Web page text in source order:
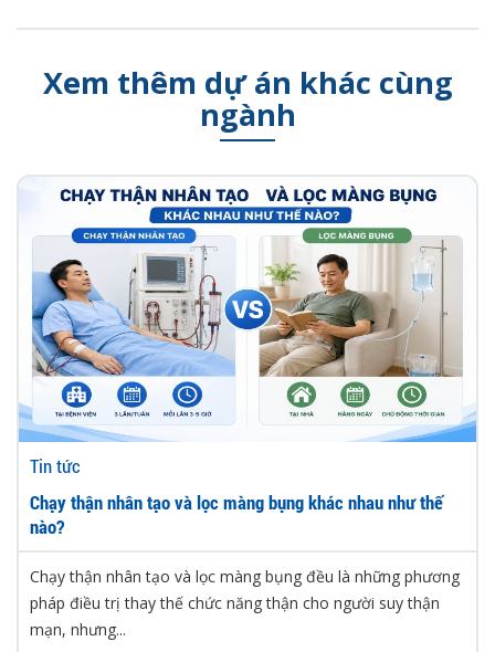
Xem thêm dự án khác cùng
ngành
Tin tức
Chạy thận nhân tạo và lọc màng bụng khác nhau như thế
nào?
Chạy thận nhân tạo và lọc màng bụng đều là những phương
pháp điều trị thay thế chức năng thận cho người suy thận
mạn, nhưng...